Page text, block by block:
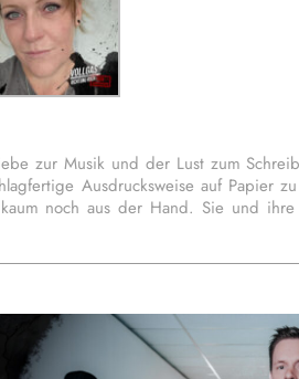
zur Musik und der Lust zum
Ausdrucksweise auf Papier
noch aus der Hand. Sie und